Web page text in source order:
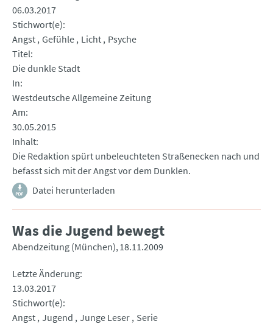
06.03.2017
Stichwort(e)
Angst Gefühle Licht Psyche
Titel
Die dunkle Stadt
In
Westdeutsche Allgemeine Zeitung
Am
30.05.2015
Inhalt
Die Redaktion spürt unbeleuchteten Straßenecken nach und
befasst sich mit der Angst vor dem Dunklen.
Datei herunterladen
Was die Jugend bewegt
Abendzeitung (München) 18.11.2009
Letzte Änderung
13.03.2017
Stichwort(e)
Angst Jugend Junge Leser Serie